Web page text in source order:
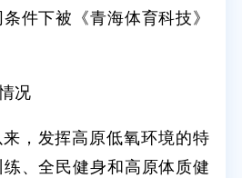
件下被《青海体育科技》
况
，发挥高原低氧环境的特
、全民健身和高原体质健